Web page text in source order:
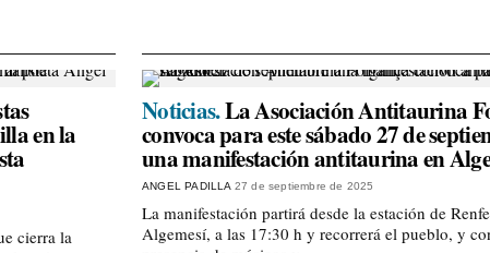
en la
cierra la
Noticias.La Asociación Antitaurina
convoca para este sábado 27 de
una manifestación antitaurina en
ANGEL PADILLA 27 de septiembre de 2025
La manifestación partirá desde la estación de
Algemesí, a las 17:30 h y recorrerá el pueblo, y